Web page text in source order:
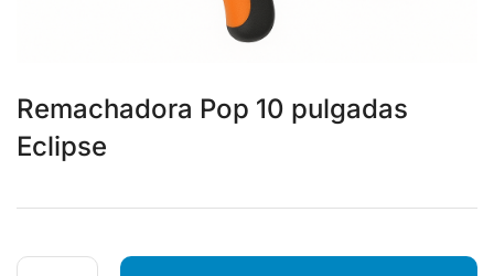
Remachadora Pop 10 pulgadas
Eclipse